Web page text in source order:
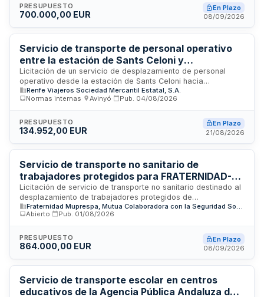
cuente con las acreditaciones exigidas, permisos de
circulación y formación en conducción sostenible y segura.
responsabilidad del contratista la gestión integral de los
recursos humanos y materiales necesarios.
PRESUPUESTO
700.000,00 EUR
En Plazo
08/09/2026
Servicio de transporte de personal operativo
entre la estación de Sants Celoni y
establecimientos hoteleros - Renfe Viajeros
Licitación de un servicio de desplazamiento de personal
operativo desde la estación de Sants Celoni hacia
establecimientos hoteleros y otros destinos, así como los
trayectos de retorno. El contrato se ejecutará mediante
servicios estimados. Renfe Viajeros S.M.E., S.A. es la entidad
adjudicadora, siendo responsable del seguimiento la
de Catalunya. El importe estimado del contrato es de ciento
treinta y cuatro mil novecientos cincuenta y dos euros sin
IVA.
Renfe Viajeros Sociedad Mercantil Estatal, S.A.
Normas internas
Avinyó Pub. 04/08/2026
PRESUPUESTO
134.952,00 EUR
En Plazo
21/08/2026
Servicio de transporte no sanitario de
trabajadores protegidos para FRATERNIDAD-
MUPRESPA en Valencia
Licitación de servicio de transporte no sanitario destinado al
desplazamiento de trabajadores protegidos de
FRATERNIDAD-MUPRESPA en la provincia de Valencia. El
adjudicatario deberá garantizar la disponibilidad de medios
formación requerida, incluyendo conducción segura y
técnicas de eficiencia. El contrato se ejecuta en modalidad
los aspectos laborales, administrativos y de seguridad
inherentes a la prestación.
Abierto
Pub. 01/08/2026
PRESUPUESTO
864.000,00 EUR
En Plazo
08/09/2026
Servicio de transporte escolar en centros
educativos de la Agencia Pública Andaluza de